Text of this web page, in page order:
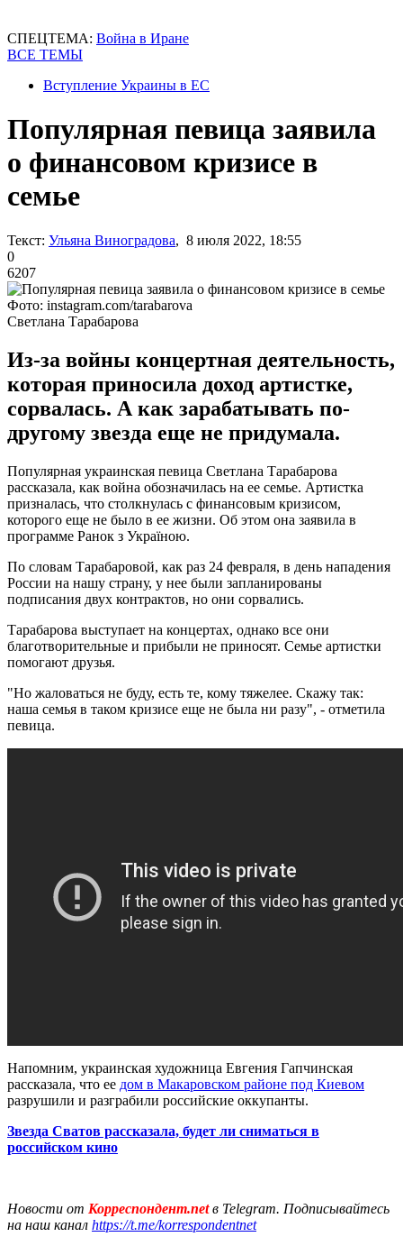
СПЕЦТЕМА: Война в Иране
ВСЕ ТЕМЫ
Вступление Украины в ЕС
Популярная певица заявила
о финансовом кризисе в
семье
Текст: Ульяна Виноградова, 8 июля 2022, 18:55
0
6207
Фото: instagram.com/tarabarova
Светлана Тарабарова
Из-за войны концертная деятельность,
которая приносила доход артистке,
сорвалась. А как зарабатывать по-
другому звезда еще не придумала.
Популярная украинская певица Светлана Тарабарова
рассказала, как война обозначилась на ее семье. Артистка
призналась, что столкнулась с финансовым кризисом,
которого еще не было в ее жизни. Об этом она заявила в
программе Ранок з Україною.
По словам Тарабаровой, как раз 24 февраля, в день нападения
России на нашу страну, у нее были запланированы
подписания двух контрактов, но они сорвались.
Тарабарова выступает на концертах, однако все они
благотворительные и прибыли не приносят. Семье артистки
помогают друзья.
"Но жаловаться не буду, есть те, кому тяжелее. Скажу так:
наша семья в таком кризисе еще не была ни разу", - отметила
певица.
Напомним, украинская художница Евгения Гапчинская
рассказала, что ее дом в Макаровском районе под Киевом
разрушили и разграбили российские оккупанты.
Звезда Сватов рассказала, будет ли сниматься в
российском кино
Новости от Корреспондент.netв Telegram. Подписывайтесь
на наш канал https://t.me/korrespondentnet